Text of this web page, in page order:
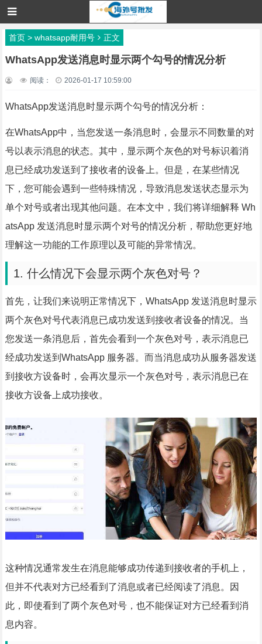
首页> whatsapp耐用号 正文
WhatsApp发送消息时显示两个勾号的情况分析
阅读： 2026-01-17 10:59:00
WhatsApp发送消息时显示两个勾号的情况分析：
在WhatsApp中，当您发送一条消息时，会显示不同数量的对
号以表示消息的状态。其中，显示两个灰色的对号标识着消
息已经成功发送到了接收者的设备上。但是，在某些情况
下，您可能会遇到一些特殊情况，导致消息发送状态显示为
单个对号或者出现其他问题。在本文中，我们将详细解释 Wh
atsApp 发送消息时显示两个对号的情况分析，帮助您更好地
理解这一功能的工作原理以及可能的异常情况。
1. 什么情况下会显示两个灰色对号？
首先，让我们来说明正常情况下，WhatsApp 发送消息时显示
两个灰色对号代表消息已成功发送到接收者设备的情况。当
您发送一条消息后，首先会看到一个灰色对号，表示消息已
经成功发送到WhatsApp 服务器。而当消息成功从服务器发送
到接收方设备时，会再次显示一个灰色对号，表示消息已在
接收方设备上成功接收。
这种情况通常发生在消息能够成功传递到接收者的手机上，
但并不代表对方已经看到了消息或者已经阅读了消息。因
此，即使看到了两个灰色对号，也不能保证对方已经看到消
息内容。